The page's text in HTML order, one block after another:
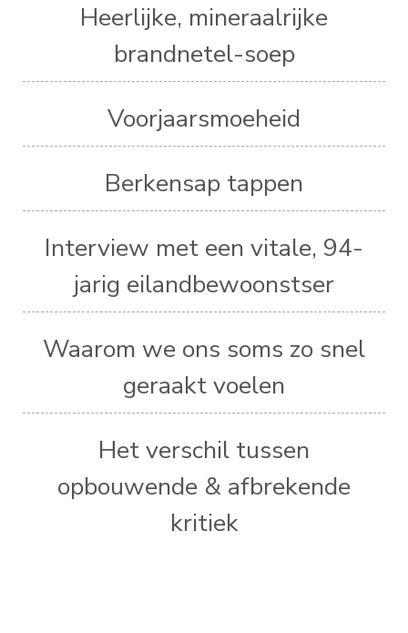
Heerlijke, mineraalrijke
brandnetel-soep
Voorjaarsmoeheid
Berkensap tappen
Interview met een vitale, 94-
jarig eilandbewoonstser
Waarom we ons soms zo snel
geraakt voelen
Het verschil tussen
opbouwende & afbrekende
kritiek